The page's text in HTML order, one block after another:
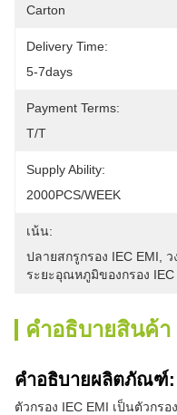
Carton
Delivery Time:
5-7days
Payment Terms:
T/T
Supply Ability:
2000PCS/WEEK
เน้น:
ปลายสกรูกรอง IEC EMI
ว
ระยะอุณหภูมิของกรอง IEC
คําอธิบายสินค้า
คำอธิบายผลิตภัณฑ์:
ตัวกรอง IEC EMI เป็นตัวกร